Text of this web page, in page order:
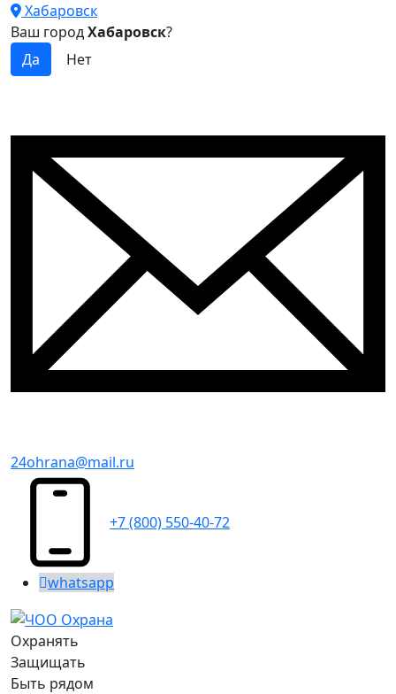
Хабаровск
Ваш городХабаровск?
24ohrana@mail.ru
+7 (800) 550-40-72
whatsapp
Охранять
Защищать
Быть рядом